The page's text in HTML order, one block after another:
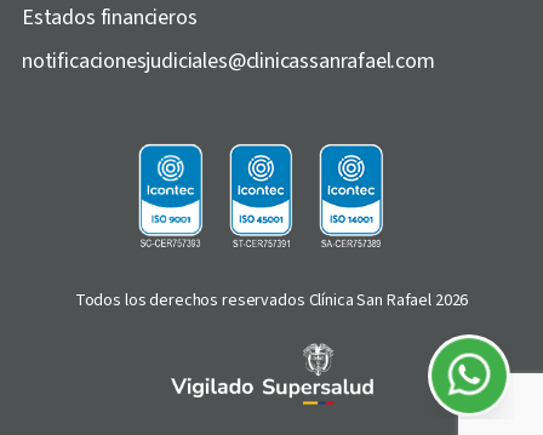
Asistente
virtual
Estados financieros
notificacionesjudiciales@clinicassanrafael.com
Todos los derechos reservados Clínica San Rafael 2026